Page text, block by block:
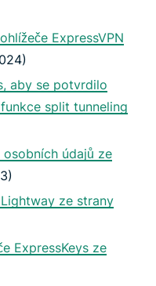
ExpressVPN
aby se potvrdilo
split tunneling
údajů ze
ze strany
ExpressKeys ze